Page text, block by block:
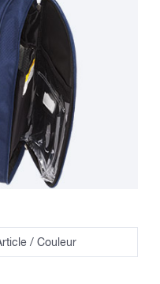
/ Couleur